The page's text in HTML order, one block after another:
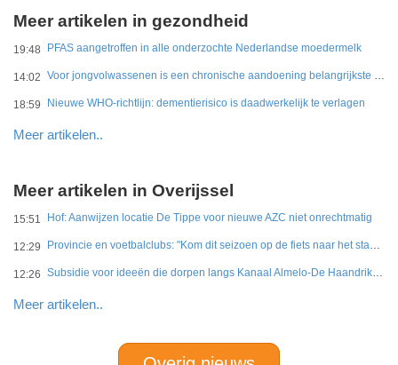
Meer artikelen in gezondheid
19:48 PFAS aangetroffen in alle onderzochte Nederlandse moedermelk
14:02 Voor jongvolwassenen is een chronische aandoening belangrijkste belemmering
18:59 Nieuwe WHO-richtlijn: dementierisico is daadwerkelijk te verlagen
Meer artikelen..
Meer artikelen in Overijssel
15:51 Hof: Aanwijzen locatie De Tippe voor nieuwe AZC niet onrechtmatig
12:29 Provincie en voetbalclubs: "Kom dit seizoen op de fiets naar het stadion"
12:26 Subsidie voor ideeën die dorpen langs Kanaal Almelo-De Haandrik sterker maken
Meer artikelen..